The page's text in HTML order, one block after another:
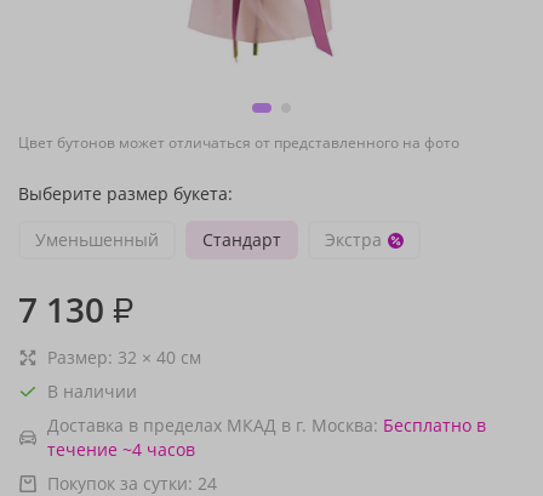
Цвет бутонов может отличаться от представленного на фото
Выберите размер букета:
Уменьшенный
Стандарт Экстра
7 130 ₽
Размер: 32 × 40 см
В наличии
Доставка в пределах МКАД в г. Москва: Бесплатно в
течение ~4 часов
Покупок за сутки: 24